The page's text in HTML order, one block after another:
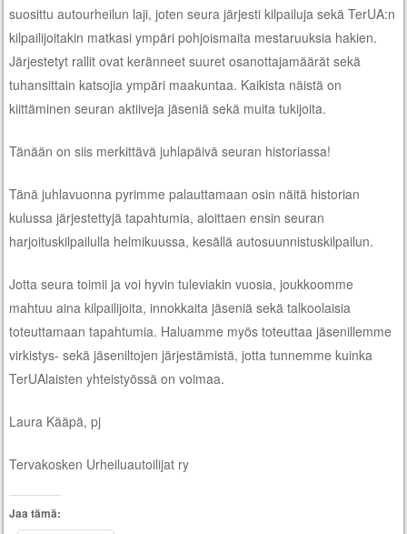
suosittu autourheilun laji, joten seura järjesti kilpailuja sekä TerUA:n
kilpailijoitakin matkasi ympäri pohjoismaita mestaruuksia hakien.
Järjestetyt rallit ovat keränneet suuret osanottajamäärät sekä
tuhansittain katsojia ympäri maakuntaa. Kaikista näistä on
kiittäminen seuran aktiiveja jäseniä sekä muita tukijoita.
Tänään on siis merkittävä juhlapäivä seuran historiassa!
Tänä juhlavuonna pyrimme palauttamaan osin näitä historian
kulussa järjestettyjä tapahtumia, aloittaen ensin seuran
harjoituskilpailulla helmikuussa, kesällä autosuunnistuskilpailun.
Jotta seura toimii ja voi hyvin tuleviakin vuosia, joukkoomme
mahtuu aina kilpailijoita, innokkaita jäseniä sekä talkoolaisia
toteuttamaan tapahtumia. Haluamme myös toteuttaa jäsenillemme
virkistys- sekä jäseniltojen järjestämistä, jotta tunnemme kuinka
TerUAlaisten yhteistyössä on voimaa.
Laura Kääpä, pj
Tervakosken Urheiluautoilijat ry
Jaa tämä: